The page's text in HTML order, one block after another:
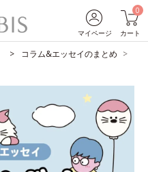
マイページ
0
カート
コラム&エッセイのまとめ